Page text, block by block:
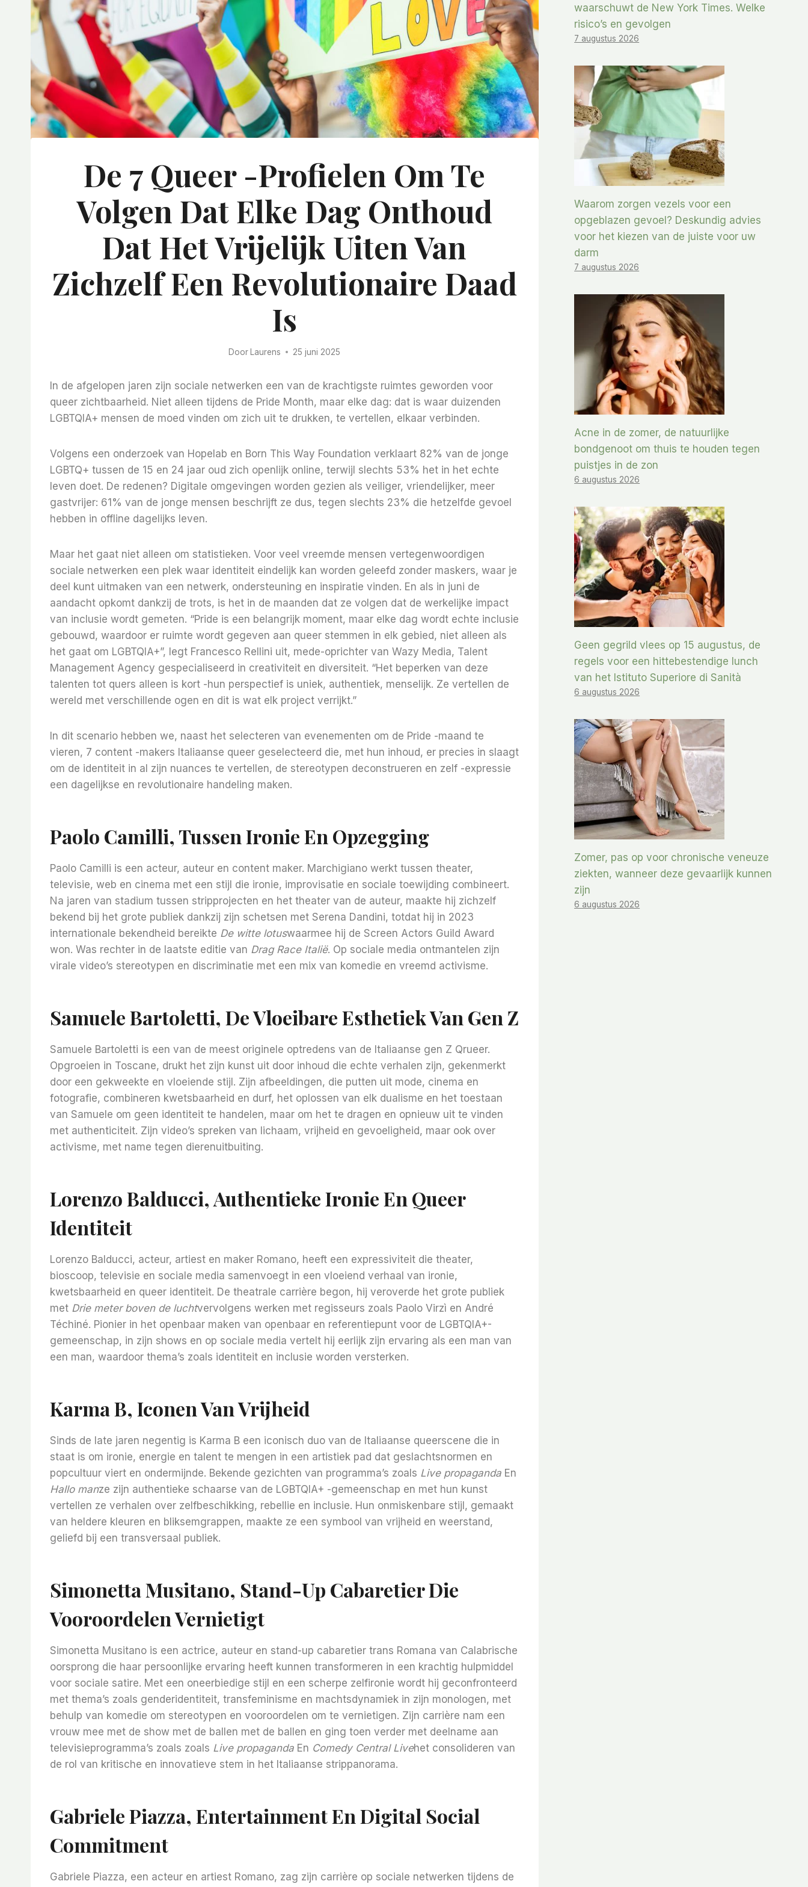
De 7 Queer -profielen Om Te
Volgen Dat Elke Dag Onthoud
Dat Het Vrijelijk Uiten Van
Zichzelf Een Revolutionaire Daad
Is
Door Laurens 25 juni 2025
In de afgelopen jaren zijn sociale netwerken een van de krachtigste ruimtes geworden voor
queer zichtbaarheid. Niet alleen tijdens de Pride Month, maar elke dag: dat is waar duizenden
LGBTQIA+ mensen de moed vinden om zich uit te drukken, te vertellen, elkaar verbinden.
Volgens een onderzoek van Hopelab en Born This Way Foundation verklaart 82% van de jonge
LGBTQ+ tussen de 15 en 24 jaar oud zich openlijk online, terwijl slechts 53% het in het echte
leven doet. De redenen? Digitale omgevingen worden gezien als veiliger, vriendelijker, meer
gastvrijer: 61% van de jonge mensen beschrijft ze dus, tegen slechts 23% die hetzelfde gevoel
hebben in offline dagelijks leven.
Maar het gaat niet alleen om statistieken. Voor veel vreemde mensen vertegenwoordigen
sociale netwerken een plek waar identiteit eindelijk kan worden geleefd zonder maskers, waar je
deel kunt uitmaken van een netwerk, ondersteuning en inspiratie vinden. En als in juni de
aandacht opkomt dankzij de trots, is het in de maanden dat ze volgen dat de werkelijke impact
van inclusie wordt gemeten. “Pride is een belangrijk moment, maar elke dag wordt echte inclusie
gebouwd, waardoor er ruimte wordt gegeven aan queer stemmen in elk gebied, niet alleen als
het gaat om LGBTQIA+”, legt Francesco Rellini uit, mede-oprichter van Wazy Media, Talent
Management Agency gespecialiseerd in creativiteit en diversiteit. “Het beperken van deze
talenten tot quers alleen is kort -hun perspectief is uniek, authentiek, menselijk. Ze vertellen de
wereld met verschillende ogen en dit is wat elk project verrijkt.”
In dit scenario hebben we, naast het selecteren van evenementen om de Pride -maand te
vieren, 7 content -makers Italiaanse queer geselecteerd die, met hun inhoud, er precies in slaagt
om de identiteit in al zijn nuances te vertellen, de stereotypen deconstrueren en zelf -expressie
een dagelijkse en revolutionaire handeling maken.
Paolo Camilli, Tussen Ironie En Opzegging
Paolo Camilli is een acteur, auteur en content maker. Marchigiano werkt tussen theater,
televisie, web en cinema met een stijl die ironie, improvisatie en sociale toewijding combineert.
Na jaren van stadium tussen stripprojecten en het theater van de auteur, maakte hij zichzelf
bekend bij het grote publiek dankzij zijn schetsen met Serena Dandini, totdat hij in 2023
internationale bekendheid bereikte De witte lotuswaarmee hij de Screen Actors Guild Award
won. Was rechter in de laatste editie van Drag Race Italië. Op sociale media ontmantelen zijn
virale video’s stereotypen en discriminatie met een mix van komedie en vreemd activisme.
Samuele Bartoletti, De Vloeibare Esthetiek Van Gen Z
Samuele Bartoletti is een van de meest originele optredens van de Italiaanse gen Z Qrueer.
Opgroeien in Toscane, drukt het zijn kunst uit door inhoud die echte verhalen zijn, gekenmerkt
door een gekweekte en vloeiende stijl. Zijn afbeeldingen, die putten uit mode, cinema en
fotografie, combineren kwetsbaarheid en durf, het oplossen van elk dualisme en het toestaan ​​
van Samuele om geen identiteit te handelen, maar om het te dragen en opnieuw uit te vinden
met authenticiteit. Zijn video’s spreken van lichaam, vrijheid en gevoeligheid, maar ook over
activisme, met name tegen dierenuitbuiting.
Lorenzo Balducci, Authentieke Ironie En Queer
Identiteit
Lorenzo Balducci, acteur, artiest en maker Romano, heeft een expressiviteit die theater,
bioscoop, televisie en sociale media samenvoegt in een vloeiend verhaal van ironie,
kwetsbaarheid en queer identiteit. De theatrale carrière begon, hij veroverde het grote publiek
met Drie meter boven de luchtvervolgens werken met regisseurs zoals Paolo Virzì en André
Téchiné. Pionier in het openbaar maken van openbaar en referentiepunt voor de LGBTQIA+-
gemeenschap, in zijn shows en op sociale media vertelt hij eerlijk zijn ervaring als een man van
een man, waardoor thema’s zoals identiteit en inclusie worden versterken.
Karma B, Iconen Van Vrijheid
Sinds de late jaren negentig is Karma B een iconisch duo van de Italiaanse queerscene die in
staat is om ironie, energie en talent te mengen in een artistiek pad dat geslachtsnormen en
popcultuur viert en ondermijnde. Bekende gezichten van programma’s zoals Live propaganda En
Hallo manze zijn authentieke schaarse van de LGBTQIA+ -gemeenschap en met hun kunst
vertellen ze verhalen over zelfbeschikking, rebellie en inclusie. Hun onmiskenbare stijl, gemaakt
van heldere kleuren en bliksemgrappen, maakte ze een symbool van vrijheid en weerstand,
geliefd bij een transversaal publiek.
Simonetta Musitano, Stand-Up Cabaretier Die
Vooroordelen Vernietigt
Simonetta Musitano is een actrice, auteur en stand-up cabaretier trans Romana van Calabrische
oorsprong die haar persoonlijke ervaring heeft kunnen transformeren in een krachtig hulpmiddel
voor sociale satire. Met een oneerbiedige stijl en een scherpe zelfironie wordt hij geconfronteerd
met thema’s zoals genderidentiteit, transfeminisme en machtsdynamiek in zijn monologen, met
behulp van komedie om stereotypen en vooroordelen om te vernietigen. Zijn carrière nam een ​​
vrouw mee met de show met de ballen met de ballen en ging toen verder met deelname aan
televisieprogramma’s zoals zoals Live propaganda En Comedy Central Livehet consolideren van
de rol van kritische en innovatieve stem in het Italiaanse strippanorama.
Gabriele Piazza, Entertainment En Digital Social
Commitment
Gabriele Piazza, een acteur en artiest Romano, zag zijn carrière op sociale netwerken tijdens de
waarschuwt de New York Times. Welke
risico’s en gevolgen
7 augustus 2026
Waarom zorgen vezels voor een
opgeblazen gevoel? Deskundig advies
voor het kiezen van de juiste voor uw
darm
7 augustus 2026
Acne in de zomer, de natuurlijke
bondgenoot om thuis te houden tegen
puistjes in de zon
6 augustus 2026
Geen gegrild vlees op 15 augustus, de
regels voor een hittebestendige lunch
van het Istituto Superiore di Sanità
6 augustus 2026
Zomer, pas op voor chronische veneuze
ziekten, wanneer deze gevaarlijk kunnen
zijn
6 augustus 2026